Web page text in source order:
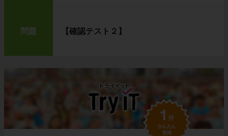
問題 【確認テスト２】